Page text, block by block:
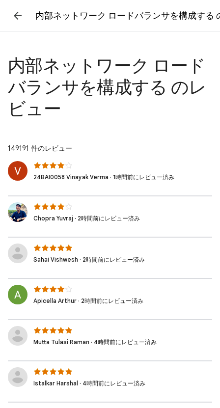
内部ネットワーク ロードバランサを構成する
内部ネットワーク ロード
バランサを構成する のレ
ビュー
149191 件のレビュー
24BAI0058 Vinayak Verma · 1時間前にレビュー済み
Chopra Yuvraj · 2時間前にレビュー済み
Sahai Vishwesh · 2時間前にレビュー済み
Apicella Arthur · 2時間前にレビュー済み
Mutta Tulasi Raman · 4時間前にレビュー済み
Istalkar Harshal · 4時間前にレビュー済み